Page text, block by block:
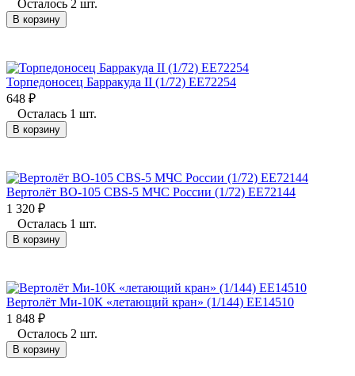
Осталось 2 шт.
В корзину
Торпедоносец Барракуда II (1/72) ЕЕ72254
648 ₽
Осталась 1 шт.
В корзину
Bертолёт BO-105 CBS-5 МЧС России (1/72) EE72144
1 320 ₽
Осталась 1 шт.
В корзину
Вертолёт Ми-10К «летающий кран» (1/144) EE14510
1 848 ₽
Осталось 2 шт.
В корзину